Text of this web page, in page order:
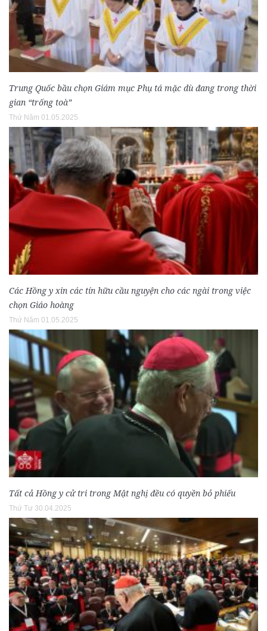
Trung Quốc bầu chọn Giám mục Phụ tá mặc dù đang trong thời
gian “trống toà”
Thứ Năm 01.05.2025
Các Hồng y xin các tín hữu cầu nguyện cho các ngài trong việc
chọn Giáo hoàng
Thứ Năm 01.05.2025
Tất cả Hồng y cử tri trong Mật nghị đều có quyền bỏ phiếu
Thứ Tư 30.04.2025